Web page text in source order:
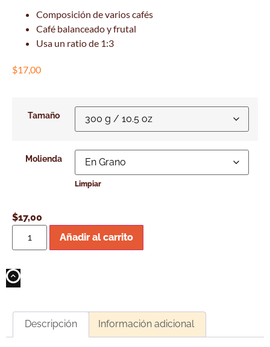
Composición de varios cafés
Café balanceado y frutal
Usa un ratio de 1:3
$17,00
Tamaño
Molienda
Limpiar
$17,00
Añadir al carrito
Descripción Información adicional